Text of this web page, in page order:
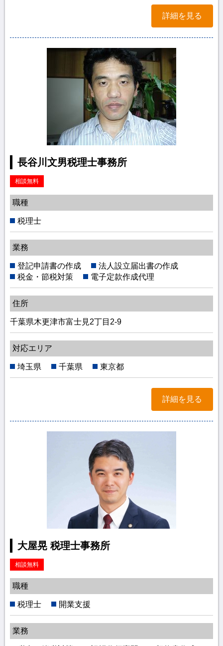
詳細を見る
長谷川文男税理士事務所
相談無料
職種
税理士
業務
登記申請書の作成
法人設立届出書の作成
税金・節税対策
電子定款作成代理
住所
千葉県木更津市富士見2丁目2-9
対応エリア
埼玉県 千葉県 東京都
詳細を見る
大屋晃 税理士事務所
相談無料
職種
税理士 開業支援
業務